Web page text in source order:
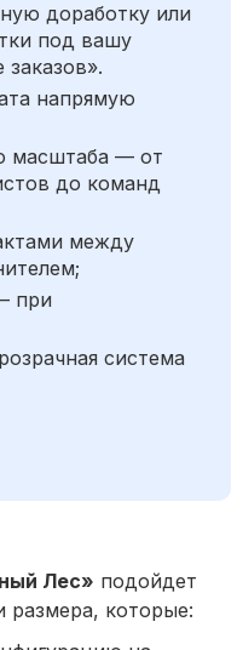
доработку или
под вашу
напрямую
масштаба — от
до команд
между
при
система
Лес» подойдет
размера, которые: